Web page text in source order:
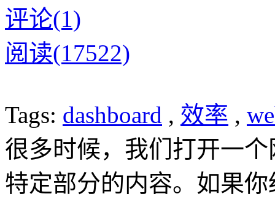
评论(1)
阅读(17522)
Tags: dashboard , 效率 ,
很多时候，我们打开一
特定部分的内容。如果